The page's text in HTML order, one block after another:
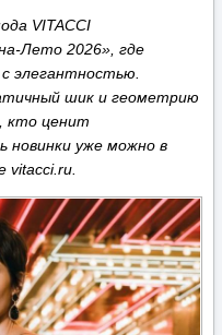
VITACCI
Лето 2026», где
элегантностью.
шик и геометрию
кто ценит
новинки уже можно в
vitacci.ru.